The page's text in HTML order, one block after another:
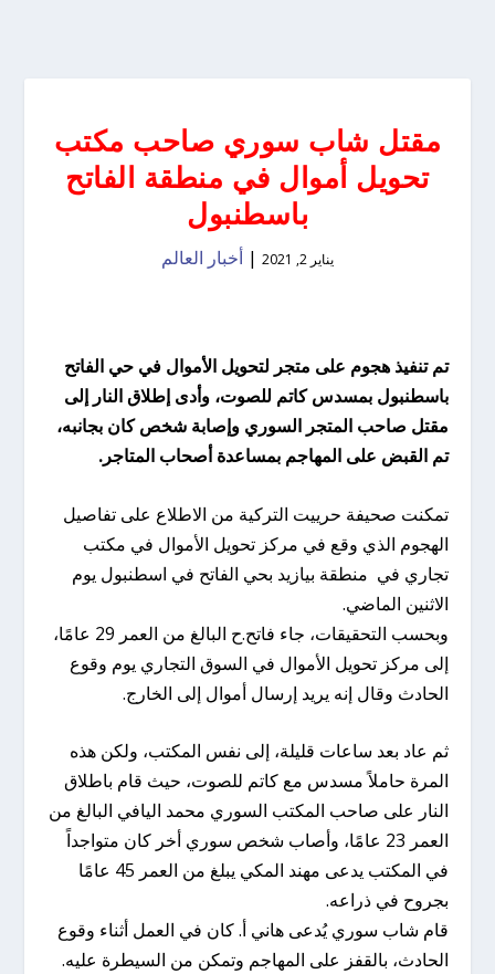
مقتل شاب سوري صاحب مكتب
تحويل أموال في منطقة الفاتح
باسطنبول
يناير 2, 2021 | أخبار العالم
تم تنفيذ هجوم على متجر لتحويل الأموال في حي الفاتح
باسطنبول بمسدس كاتم للصوت، وأدى إطلاق النار إلى
مقتل صاحب المتجر السوري وإصابة شخص كان بجانبه،
تم القبض على المهاجم بمساعدة أصحاب المتاجر.
تمكنت صحيفة حرييت التركية من الاطلاع على تفاصيل
الهجوم الذي وقع في مركز تحويل الأموال في مكتب
تجاري في منطقة بيازيد بحي الفاتح في اسطنبول يوم
الاثنين الماضي.
وبحسب التحقيقات، جاء فاتح.ح البالغ من العمر 29 عامًا،
إلى مركز تحويل الأموال في السوق التجاري يوم وقوع
الحادث وقال إنه يريد إرسال أموال إلى الخارج.
ثم عاد بعد ساعات قليلة، إلى نفس المكتب، ولكن هذه
المرة حاملاً مسدس مع كاتم للصوت، حيث قام باطلاق
النار على صاحب المكتب السوري محمد اليافي البالغ من
العمر 23 عامًا، وأصاب شخص سوري أخر كان متواجداً
في المكتب يدعى مهند المكي يبلغ من العمر 45 عامًا
بجروح في ذراعه.
قام شاب سوري يُدعى هاني أ. كان في العمل أثناء وقوع
الحادث، بالقفز على المهاجم وتمكن من السيطرة عليه.